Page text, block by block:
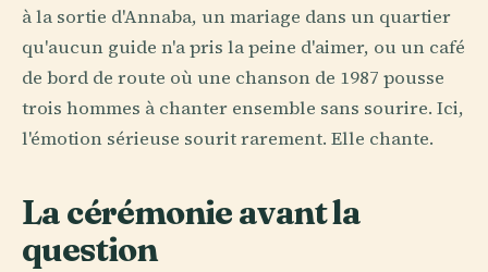
à la sortie d'Annaba, un mariage dans un quartier
qu'aucun guide n'a pris la peine d'aimer, ou un café
de bord de route où une chanson de 1987 pousse
trois hommes à chanter ensemble sans sourire. Ici,
l'émotion sérieuse sourit rarement. Elle chante.
La cérémonie avant la
question